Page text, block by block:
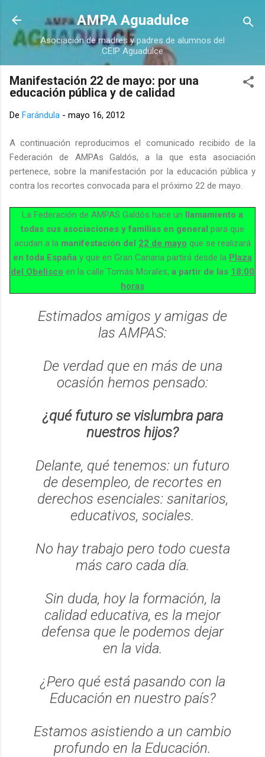
Ir al contenido principal
AMPA Aguadulce
Asociación de madres y padres de alumnos del
CEIP Aguadulce
Manifestación 22 de mayo: por una
educación pública y de calidad
De Farándula - mayo 16, 2012
A continuación reproducimos el comunicado recibido de la
Federación de AMPAs Galdós, a la que esta asociación
pertenece, sobre la manifestación por la educación pública y
contra los recortes convocada para el próximo 22 de mayo.
La Federación de AMPAS Galdós hace un llamamiento a
todas sus asociaciones y familias en general para que
acudan a la manifestación del 22 de mayo que se realizará
en toda España y que en Gran Canaria partirá desde la Plaza
del Obelisco en la calle Tomás Morales, a partir de las 18:00
horas
Estimados amigos y amigas de
las AMPAS:
De verdad que en más de una
ocasión hemos pensado:
¿qué futuro se vislumbra para
nuestros hijos?
Delante, qué tenemos: un futuro
de desempleo, de recortes en
derechos esenciales: sanitarios,
educativos, sociales.
No hay trabajo pero todo cuesta
más caro cada día.
Sin duda, hoy la formación, la
calidad educativa, es la mejor
defensa que le podemos dejar
en la vida.
¿Pero qué está pasando con la
Educación en nuestro país?
Estamos asistiendo a un cambio
profundo en la Educación.